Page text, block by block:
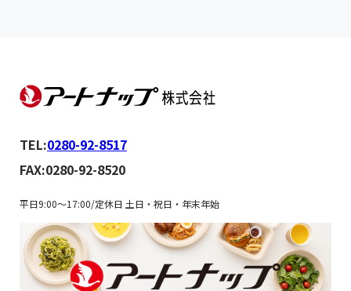
TEL:0280-92-8517
FAX:0280-92-8520
平日9:00～17:00/定休日 土日・祝日・年末年始